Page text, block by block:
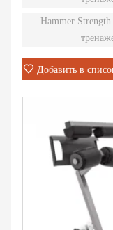
сильным
Hammer
Добавить в